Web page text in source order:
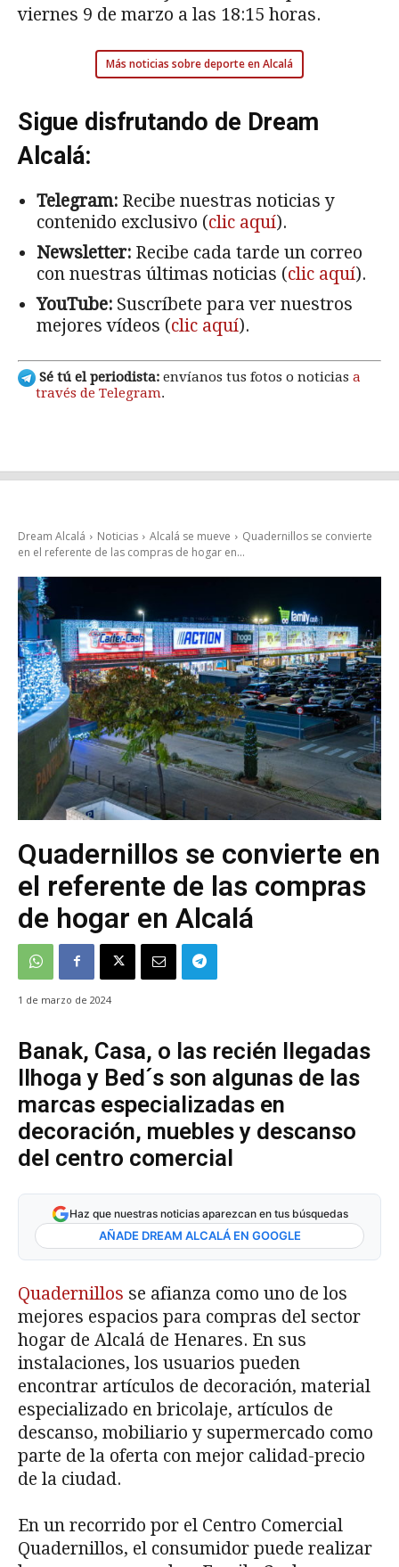
viernes 9 de marzo a las 18:15 horas.
Más noticias sobre deporte en Alcalá
Sigue disfrutando de Dream
Alcalá:
Telegram: Recibe nuestras noticias y
contenido exclusivo (clic aquí).
Newsletter: Recibe cada tarde un correo
con nuestras últimas noticias (clic aquí).
YouTube: Suscríbete para ver nuestros
mejores vídeos (clic aquí).
Sé tú el periodista: envíanos tus fotos o noticias a
través de Telegram.